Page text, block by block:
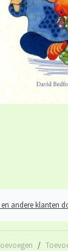
andere klanten
/